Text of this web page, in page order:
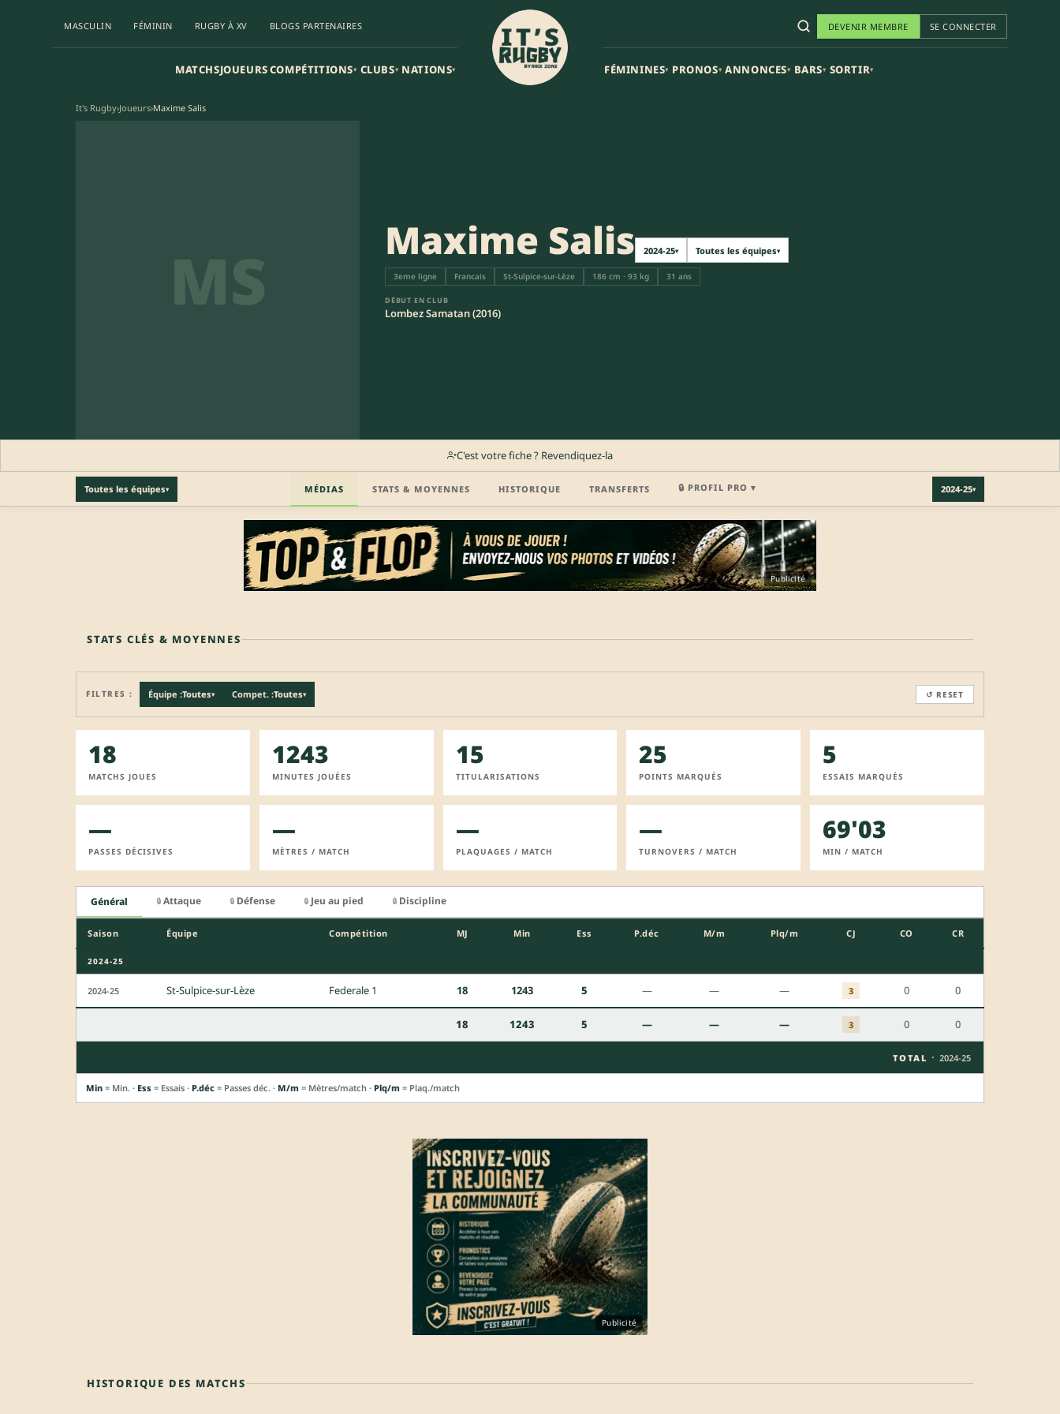
MASCULIN FÉMININ RUGBY À XV BLOGS PARTENAIRES
MATCHSJOUEURSCOMPÉTITIONS▾ CLUBS▾ NATIONS▾
DEVENIR MEMBRE SE CONNECTER
FÉMININES▾ PRONOS▾ ANNONCES▾ BARS▾ SORTIR▾
It's Rugby›Joueurs›Maxime Salis
MS Maxime Salis 2024-25▾ Toutes les équipes▾
3eme ligne Francais St-Sulpice-sur-Lèze 186 cm · 93 kg 31 ans
DÉBUT EN CLUB
Lombez Samatan (2016)
C'est votre fiche ? Revendiquez-la
MÉDIAS STATS & MOYENNES HISTORIQUE TRANSFERTS 🔒 PROFIL PRO ▾ 2024-25▾
Toutes les équipes▾
Profil pro · Réservé aux clubs REJOINDRE LA COMMUNAUTÉ
Publicité
STATS CLÉS & MOYENNES
FILTRES : Équipe :Toutes▾ Compet. :Toutes▾ ↺ RESET
18
MATCHS JOUES
1243
MINUTES JOUÉES
15
TITULARISATIONS
25
POINTS MARQUÉS
5
ESSAIS MARQUÉS
—
PASSES DÉCISIVES
—
MÈTRES / MATCH
—
PLAQUAGES / MATCH
—
TURNOVERS / MATCH
69'03
MIN / MATCH
Général 🔒 Attaque 🔒 Défense 🔒 Jeu au pied 🔒 Discipline
Saison Équipe Compétition MJ Min Ess P.déc M/m Plq/m CJ CO CR
2024-25
2024-25 St-Sulpice-sur-Lèze Federale 1 18 1243 5 — — — 3 0 0
18 1243 5 — — — 3 0 0
TOTAL · 2024-25
Min = Min. · Ess = Essais · P.déc = Passes déc. · M/m = Mètres/match · Plq/m = Plaq./match
Publicité
HISTORIQUE DES MATCHS